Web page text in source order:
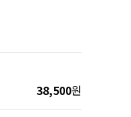
38,500원